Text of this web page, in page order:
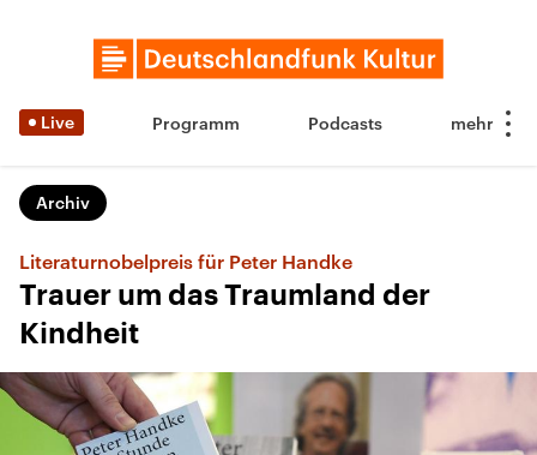
Live Programm Podcasts
Archiv
Literaturnobelpreis für Peter Handke
Trauer um das Traumland der
Kindheit